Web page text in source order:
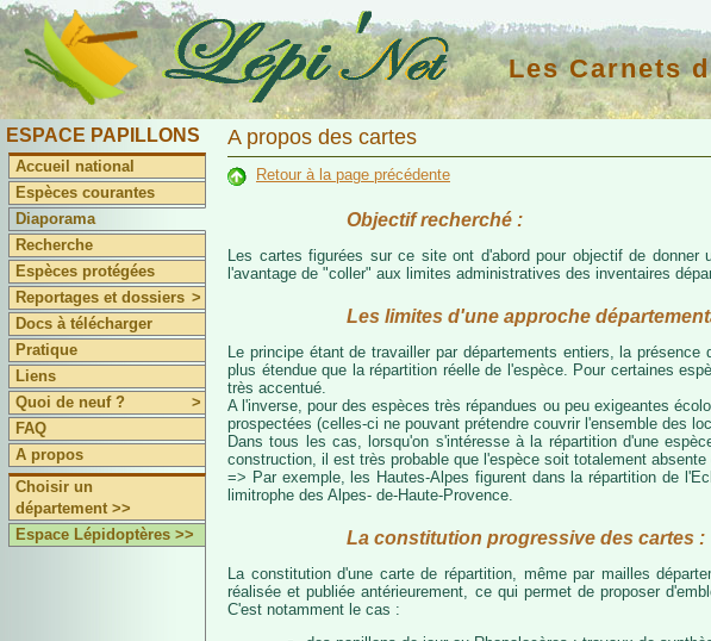
Les Carnets
ESPACE PAPILLONS
Accueil national
Espèces courantes
Diaporama
Recherche
Espèces protégées
Reportages et dossiers >
Docs à télécharger
Pratique
Liens
Quoi de neuf ?
>
FAQ
A propos
Choisir un
département >>
Espace Lépidoptères >>
A propos des cartes
Retour à la page précédente
Objectif recherché :
Les cartes figurées sur ce site ont d'abord pour objectif de donner
l'avantage de "coller" aux limites administratives des inventaires
Les limites d'une approche
Le principe étant de travailler par départements entiers, la
plus étendue que la répartition réelle de l'espèce. Pour certaines
très accentué.
A l'inverse, pour des espèces très répandues ou peu exigeantes
prospectées (celles-ci ne pouvant prétendre couvrir l'ensemble des
Dans tous les cas, lorsqu'on s'intéresse à la répartition d'une
construction, il est très probable que l'espèce soit totalement
=> Par exemple, les Hautes-Alpes figurent dans la répartition de
limitrophe des Alpes- de-Haute-Provence.
La constitution progressive des cartes :
La constitution d'une carte de répartition, même par mailles
réalisée et publiée antérieurement, ce qui permet de proposer
C'est notamment le cas :